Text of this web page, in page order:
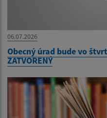
06.07.2026
Obecný úrad bude vo
ZATVORENÝ